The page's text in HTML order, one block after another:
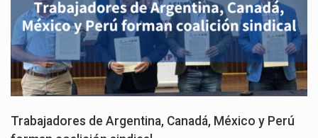
Trabajadores de Argentina, Canadá, México y Perú